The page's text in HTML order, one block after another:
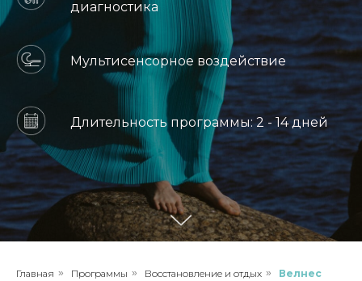
диагностика
Мультисенсорное воздействие
Длительность программы: 2 - 14 дней
Главная » Программы » Восстановление и отдых » Велнес